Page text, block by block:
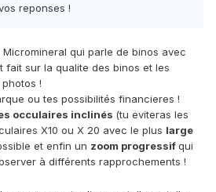
reponses !
qui parle de binos avec
fait sur la qualite des binos et les
!
ou tes possibilités financieres !
occulaires inclinés (tu eviteras les
X10 ou X 20 avec le plus large
et enfin un zoom progressifqui
à différents rapprochements !